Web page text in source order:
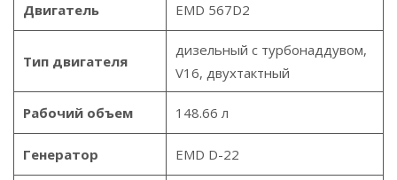
Двигатель EMD 567D2
Тип двигателя
дизельный с турбонаддувом,
V16, двухтактный
Рабочий объем 148.66 л
Генератор EMD D-22